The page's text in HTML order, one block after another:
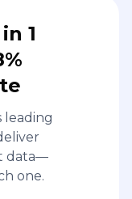
1
leading
data—
one.